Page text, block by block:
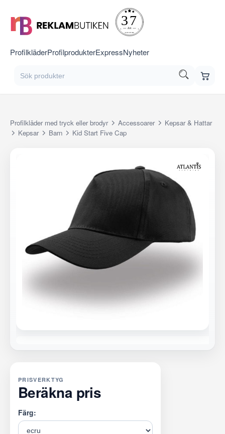
ProfilkläderProfilprodukterExpressNyheter
Profilkläder med tryck eller brodyr Accessoarer
Kepsar & Hattar
Kepsar
Barn Kid Start Five Cap
PRISVERKTYG
Beräkna pris
Färg: